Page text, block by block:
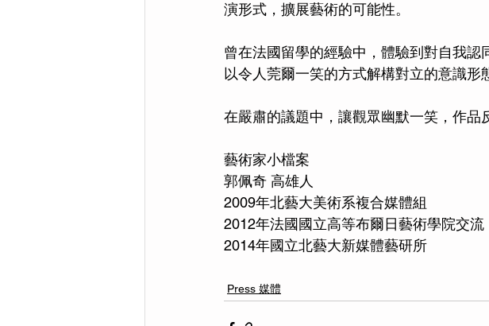
演形式，擴展藝術的可能性。
曾在法國留學的經驗中，體驗到對自我認
以令人莞爾一笑的方式解構對立的意識形
在嚴肅的議題中，讓觀眾幽默一笑，作品
藝術家小檔案
郭佩奇 高雄人
2009年北藝大美術系複合媒體組
2012年法國國立高等布爾日藝術學院交流
2014年國立北藝大新媒體藝研所
Press 媒體